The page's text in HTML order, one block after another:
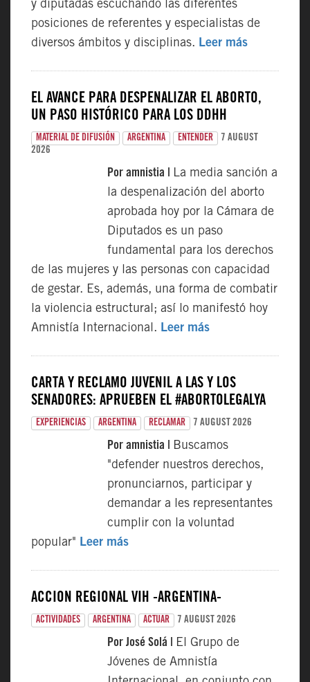
y diputadas escuchando las diferentes
posiciones de referentes y especialistas de
diversos ámbitos y disciplinas. Leer más
EL AVANCE PARA DESPENALIZAR EL ABORTO,
UN PASO HISTÓRICO PARA LOS DDHH
MATERIAL DE DIFUSIÓN ARGENTINA ENTENDER
7 AUGUST
2026
Por amnistia | La media sanción a
la despenalización del aborto
aprobada hoy por la Cámara de
Diputados es un paso
fundamental para los derechos
de las mujeres y las personas con capacidad
de gestar. Es, además, una forma de combatir
la violencia estructural; así lo manifestó hoy
Amnistía Internacional. Leer más
CARTA Y RECLAMO JUVENIL A LAS Y LOS
SENADORES: APRUEBEN EL #ABORTOLEGALYA
EXPERIENCIAS ARGENTINA RECLAMAR 7 AUGUST 2026
Por amnistia | Buscamos
"defender nuestros derechos,
pronunciarnos, participar y
demandar a les representantes
cumplir con la voluntad
popular" Leer más
ACCIÓN REGIONAL VIH -ARGENTINA-
ACTIVIDADES ARGENTINA ACTUAR 7 AUGUST 2026
Por José Solá | El Grupo de
Jóvenes de Amnistía